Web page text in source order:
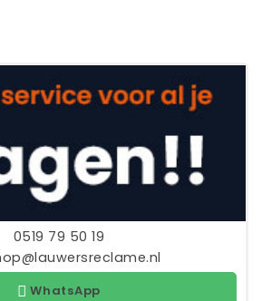
0519 79 50 19
WhatsApp